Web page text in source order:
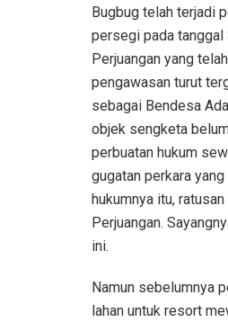
Bugbug telah terjadi
persegi pada
Perjuangan yang
pengawasan turut
sebagai Bendesa
objek sengketa
perbuatan hukum
gugatan perkara
hukumnya itu,
Perjuangan.
ini.
Namun sebelumnya
lahan untuk resort